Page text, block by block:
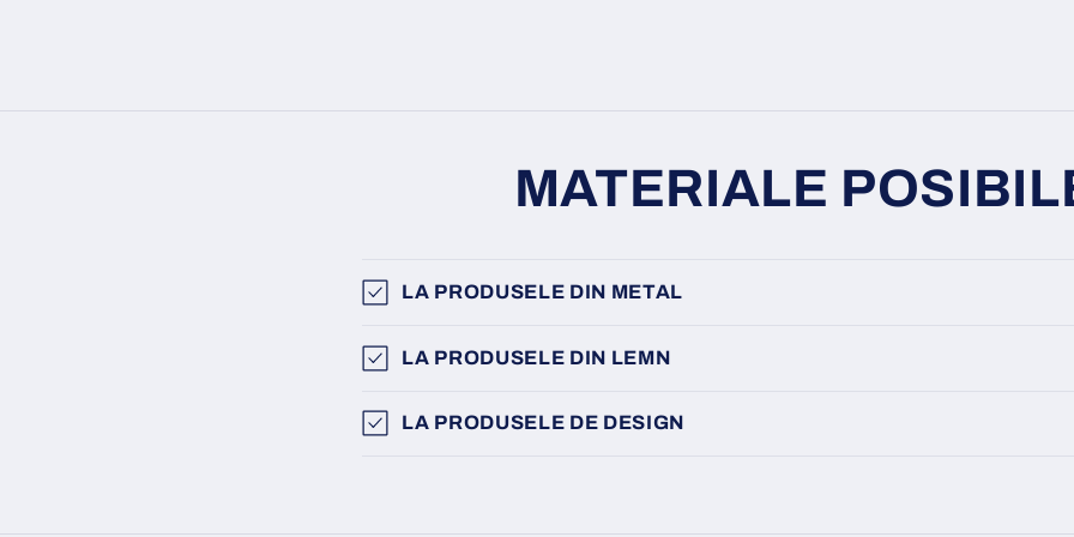
MATERIALE
LA PRODUSELE DIN METAL
LA PRODUSELE DIN LEMN
LA PRODUSELE DE DESIGN